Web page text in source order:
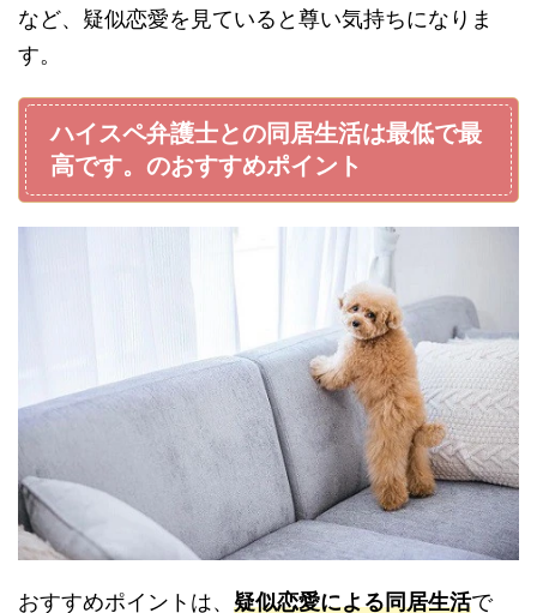
など、疑似恋愛を見ていると尊い気持ちになりま
す。
ハイスペ弁護士との同居生活は最低で最
高です。のおすすめポイント
おすすめポイントは、 疑似恋愛による同居生活で